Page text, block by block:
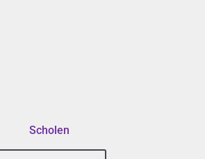
Scholen